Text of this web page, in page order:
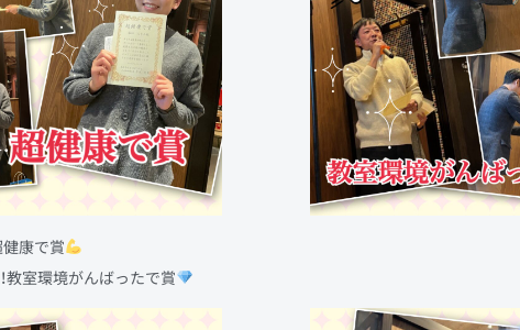
健康で賞
教室環境がんばったで賞